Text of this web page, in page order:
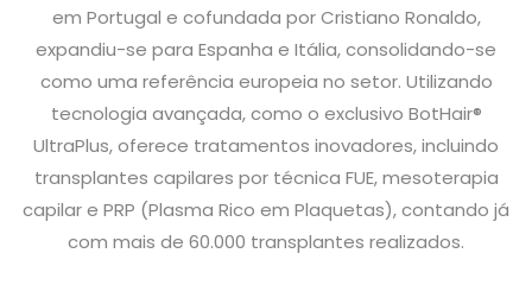
em Portugal e cofundada por Cristiano Ronaldo,
expandiu-se para Espanha e Itália, consolidando-se
como uma referência europeia no setor. Utilizando
tecnologia avançada, como o exclusivo BotHair®
UltraPlus, oferece tratamentos inovadores, incluindo
transplantes capilares por técnica FUE, mesoterapia
capilar e PRP (Plasma Rico em Plaquetas), contando já
com mais de 60.000 transplantes realizados.